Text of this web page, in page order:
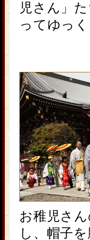
児さん 」
ってゆっ
お稚児さん
し、帽子